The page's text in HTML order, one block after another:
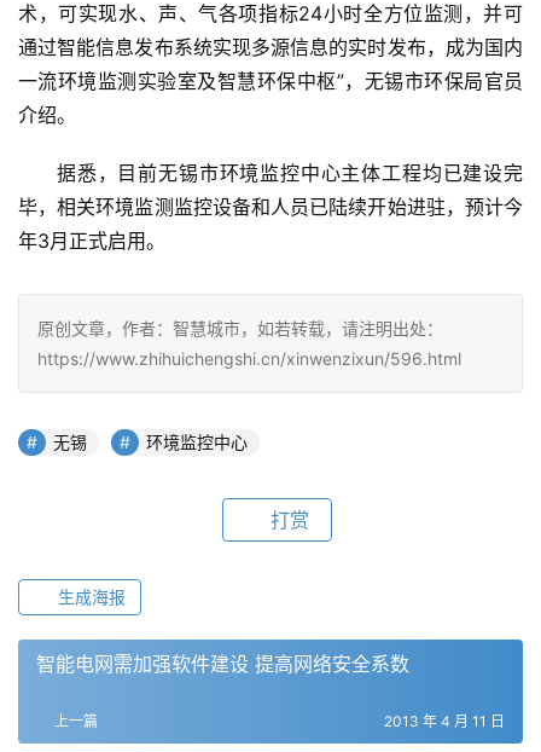
术，可实现水、声、气各项指标24小时全方位监测，并可
通过智能信息发布系统实现多源信息的实时发布，成为国内
一流环境监测实验室及智慧环保中枢”，无锡市环保局官员
介绍。
据悉，目前无锡市环境监控中心主体工程均已建设完
毕，相关环境监测监控设备和人员已陆续开始进驻，预计今
年3月正式启用。
原创文章，作者：智慧城市，如若转载，请注明出处：
https://www.zhihuichengshi.cn/xinwenzixun/596.html
无锡 环境监控中心
打赏
生成海报
智能电网需加强软件建设 提高网络安全系数
上一篇 2013 年 4 月 11 日